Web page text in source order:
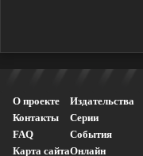
О проекте
Контакты
FAQ
Карта сайта
Издательства
Серии
События
Онлайн